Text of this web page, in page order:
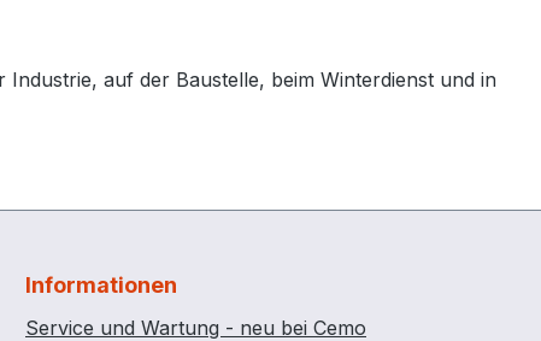
auf der Baustelle, beim Winterdienst und in
Informationen
Service und Wartung - neu bei Cemo